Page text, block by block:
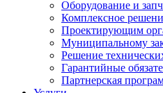
Оборудование и
Комплексное
Проектирующим
Муниципальному
Решение
Гарантийные
Партнерская